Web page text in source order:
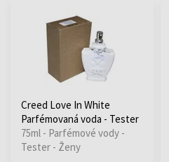
Creed Love In White
Parfémovaná voda - Tester
75ml - Parfémové vody -
Tester - Ženy